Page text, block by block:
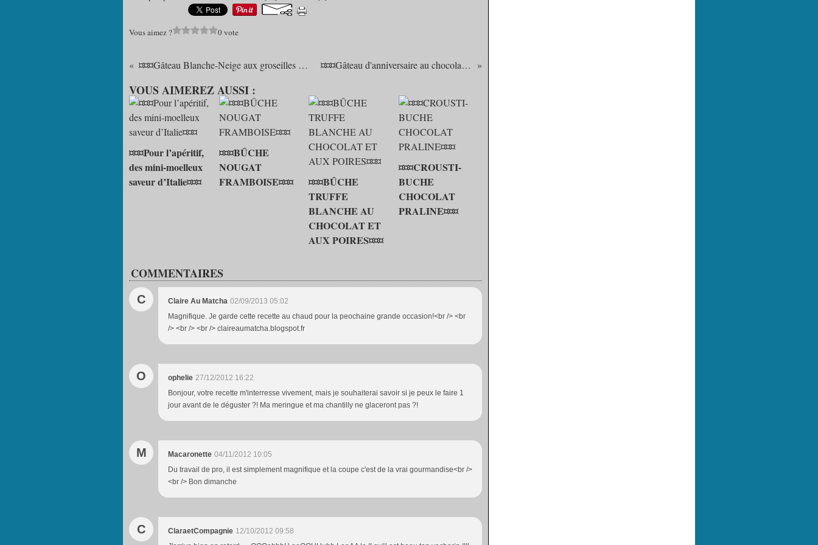
Vous aimez ? 0 vote
¤¤¤Gâteau Blanche-Neige aux groseilles et chocolat blanc¤¤¤ ¤¤¤Gâteau d'anniversaire au chocolat et framboises¤¤¤
VOUS AIMEREZ AUSSI :
¤¤¤Pour l’apéritif,
des mini-moelleux
saveur d’Italie¤¤¤
¤¤¤BÛCHE
NOUGAT
FRAMBOISE¤¤¤
¤¤¤BÛCHE
TRUFFE
BLANCHE AU
CHOCOLAT ET
AUX POIRES¤¤¤
¤¤¤CROUSTI-
BUCHE
CHOCOLAT
PRALINE¤¤¤
COMMENTAIRES
C Claire Au Matcha 02/09/2013 05:02
Magnifique. Je garde cette recette au chaud pour la peochaine grande occasion!<br /> <br
/> <br /> <br /> claireaumatcha.blogspot.fr
O ophelie 27/12/2012 16:22
Bonjour, votre recette m'interresse vivement, mais je souhaiterai savoir si je peux le faire 1
jour avant de le déguster ?! Ma meringue et ma chantilly ne glaceront pas ?!
M Macaronette 04/11/2012 10:05
Du travail de pro, il est simplement magnifique et la coupe c'est de la vrai gourmandise<br />
<br /> Bon dimanche
C ClaraetCompagnie 12/10/2012 09:58